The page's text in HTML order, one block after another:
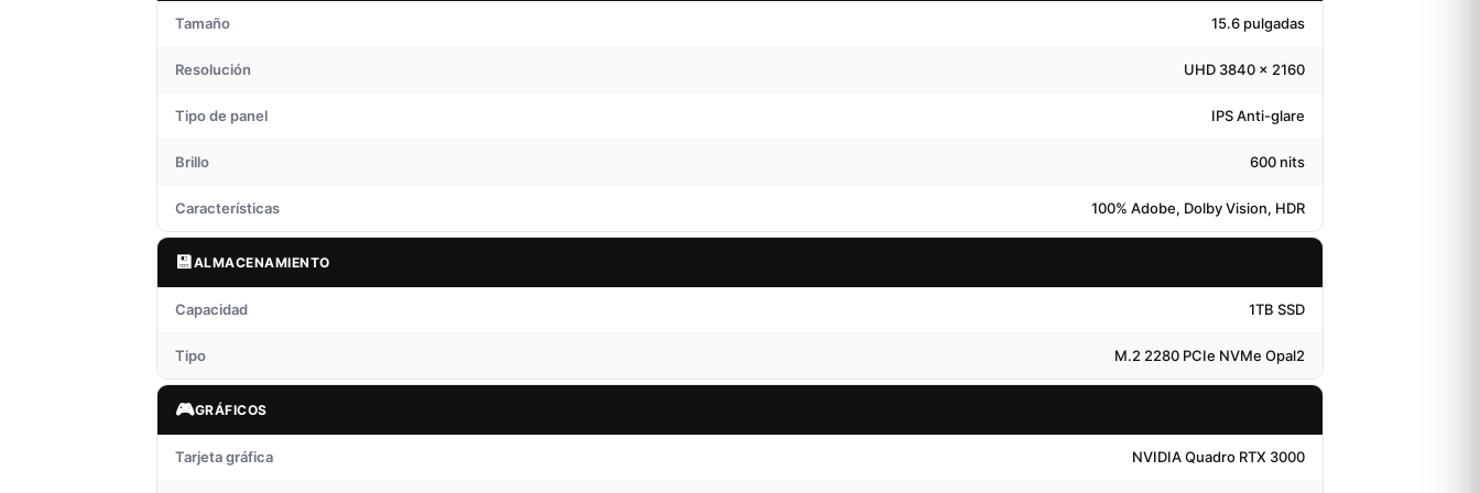
Tamaño 15.6 pulgadas
Resolución UHD 3840 x 2160
Tipo de panel IPS Anti-glare
Brillo 600 nits
Características 100% Adobe, Dolby Vision, HDR
💾ALMACENAMIENTO
Capacidad 1TB SSD
Tipo M.2 2280 PCIe NVMe Opal2
🎮GRÁFICOS
Tarjeta gráfica NVIDIA Quadro RTX 3000